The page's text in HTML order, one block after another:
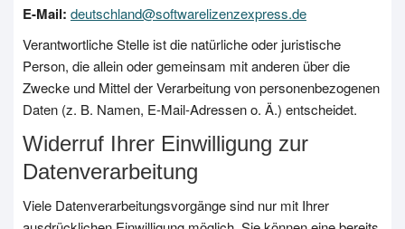
E-Mail: deutschland@softwarelizenzexpress.de
Verantwortliche Stelle ist die natürliche oder juristische
Person, die allein oder gemeinsam mit anderen über die
Zwecke und Mittel der Verarbeitung von personenbezogenen
Daten (z. B. Namen, E-Mail-Adressen o. Ä.) entscheidet.
Widerruf Ihrer Einwilligung zur
Datenverarbeitung
Viele Datenverarbeitungsvorgänge sind nur mit Ihrer